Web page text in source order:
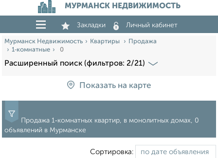
МУРМАНСК НЕДВИЖИМОСТЬ
Закладки Личный кабинет
Мурманск Недвижимость Квартиры
Продажа
1‑комнатные
0
Расширенный поиск (фильтров: 2/21)
Показать на карте
Продажа 1‑комнатных квартир, в монолитных домах, 0
объявлений в Мурманске
Сортировка: